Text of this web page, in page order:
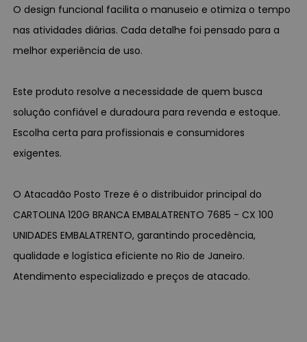
O design funcional facilita o manuseio e otimiza o tempo
nas atividades diárias. Cada detalhe foi pensado para a
melhor experiência de uso.
Este produto resolve a necessidade de quem busca
solução confiável e duradoura para revenda e estoque.
Escolha certa para profissionais e consumidores
exigentes.
O Atacadão Posto Treze é o distribuidor principal do
CARTOLINA 120G BRANCA EMBALATRENTO 7685 - CX 100
UNIDADES EMBALATRENTO, garantindo procedência,
qualidade e logística eficiente no Rio de Janeiro.
Atendimento especializado e preços de atacado.